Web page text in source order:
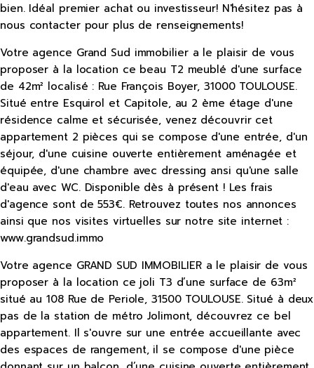
bien. Idéal premier achat ou investisseur! N'hésitez pas à
nous contacter pour plus de renseignements!
Votre agence Grand Sud immobilier a le plaisir de vous
proposer à la location ce beau T2 meublé d'une surface
de 42m² localisé : Rue François Boyer, 31000 TOULOUSE.
Situé entre Esquirol et Capitole, au 2 ème étage d'une
résidence calme et sécurisée, venez découvrir cet
appartement 2 pièces qui se compose d'une entrée, d'un
séjour, d'une cuisine ouverte entièrement aménagée et
équipée, d'une chambre avec dressing ansi qu'une salle
d'eau avec WC. Disponible dès à présent ! Les frais
d'agence sont de 553€. Retrouvez toutes nos annonces
ainsi que nos visites virtuelles sur notre site internet :
www.grandsud.immo
Votre agence GRAND SUD IMMOBILIER a le plaisir de vous
proposer à la location ce joli T3 d’une surface de 63m²
situé au 108 Rue de Periole, 31500 TOULOUSE. Situé à deux
pas de la station de métro Jolimont, découvrez ce bel
appartement. Il s'ouvre sur une entrée accueillante avec
des espaces de rangement, il se compose d'une pièce